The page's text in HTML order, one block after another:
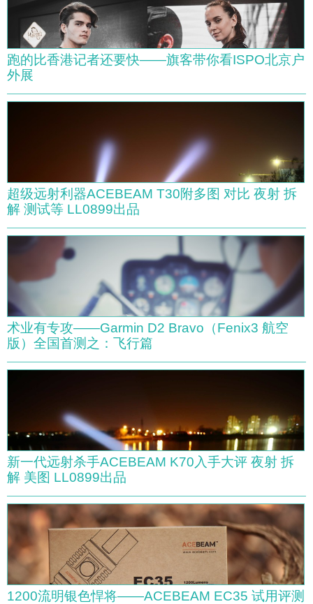
跑的比香港记者还要快——旗客带你看ISPO北京户
外展
超级远射利器ACEBEAM T30附多图 对比 夜射 拆
解 测试等 LL0899出品
术业有专攻——Garmin D2 Bravo（Fenix3 航空
版）全国首测之：飞行篇
新一代远射杀手ACEBEAM K70入手大评 夜射 拆
解 美图 LL0899出品
1200流明银色悍将——ACEBEAM EC35 试用评测